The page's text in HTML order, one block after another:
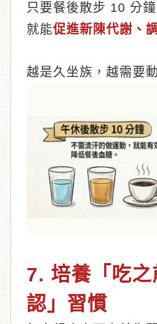
只要餐後散步 10 分
就能促進新陳代謝、
越是久坐族，越需要
7. 培養「吃
認」習慣